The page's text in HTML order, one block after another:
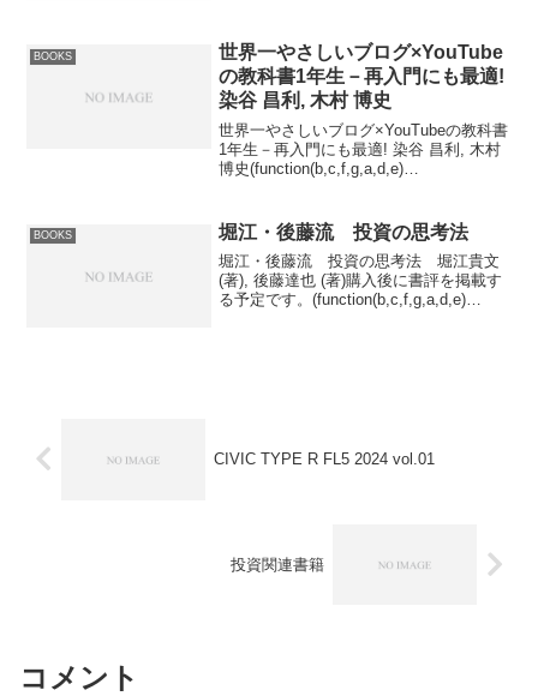
BOOKS
世界一やさしいブログ×YouTube
の教科書1年生－再入門にも最適!
染谷 昌利, 木村 博史
世界一やさしいブログ×YouTubeの教科書
1年生－再入門にも最適! 染谷 昌利, 木村
博史(function(b,c,f,g,a,d,e)
BOOKS 堀江・後藤流 投資の思考法
堀江・後藤流 投資の思考法 堀江貴文
(著), 後藤達也 (著)購入後に書評を掲載す
る予定です。(function(b,c,f,g,a,d,e)
CIVIC TYPE R FL5 2024 vol.01
投資関連書籍
コメント